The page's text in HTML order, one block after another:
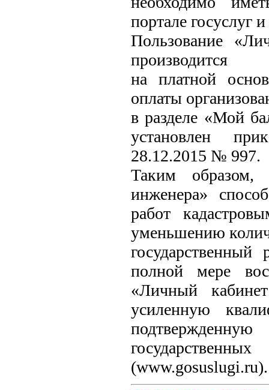
портале госуслуг
Пользование
производится
на платной
оплаты
в разделе «Мой
установлен
28.12.2015 № 997.
Таким образом,
инженера»
работ
уменьшению
полной мере
«Личный
усиленную
(www.gosuslugi.ru).